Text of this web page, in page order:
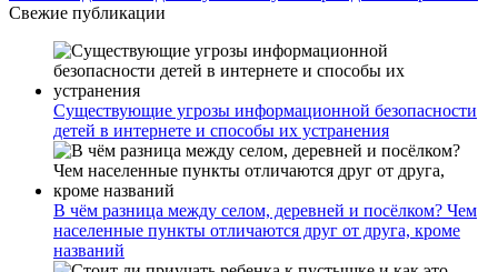
Свежие публикации
Существующие угрозы информационной безопасности
детей в интернете и способы их устранения
В чём разница между селом, деревней и посёлком? Чем
населенные пункты отличаются друг от друга, кроме
названий